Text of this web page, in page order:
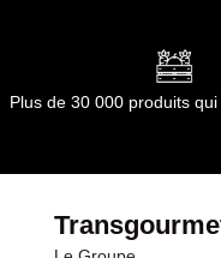
Plus de 30 000 produits